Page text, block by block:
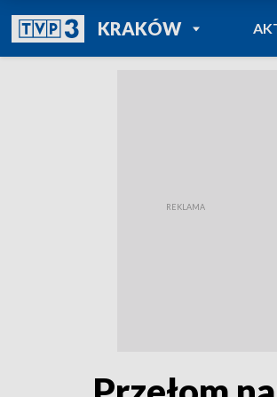
KRAKÓWPOWRÓT DO
TVP REGIONY